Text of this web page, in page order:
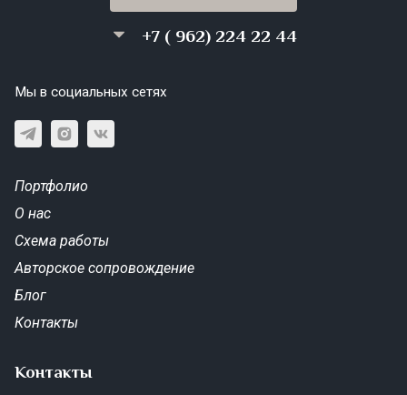
+7 ( 962) 224 22 44
Мы в социальных сетях
Портфолио
О нас
Схема работы
Авторское сопровождение
Блог
Контакты
Контакты